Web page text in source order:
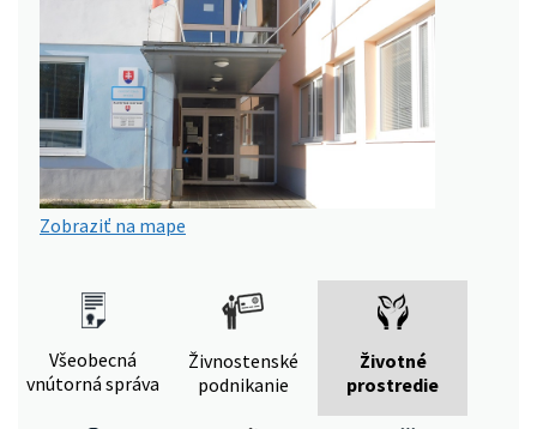
Zobraziť na mape
Všeobecná
vnútorná správa
Živnostenské
podnikanie
Životné
prostredie